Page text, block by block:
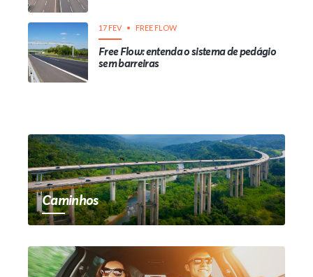
17 FEV FREE FLOW
Free Flow: entenda o sistema de pedágio
sem barreiras
Caminhos